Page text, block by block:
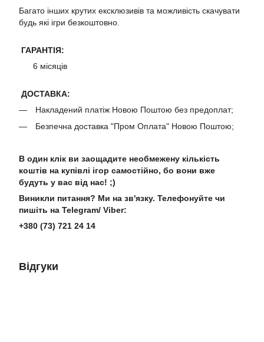
Багато інших крутих ексклюзивів та можливість скачувати
будь які ігри безкоштовно.
ГАРАНТІЯ:
6 місяців
ДОСТАВКА:
Накладений платіж Новою Поштою без предоплат;
Безпечна доставка "Пром Оплата" Новою Поштою;
В один клік ви заощадите необмежену кількість
коштів на купівлі ігор самостійно, бо вони вже
будуть у вас від нас! ;)
Виникли питання? Ми на зв'язку. Телефонуйте чи
пишіть на Telegram/ Viber:
+380 (73) 721 24 14
Відгуки